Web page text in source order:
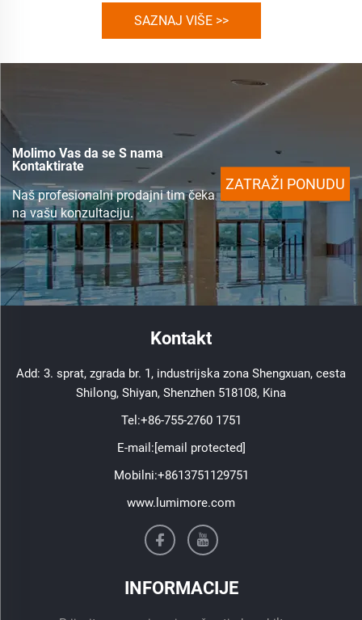
SAZNAJ VIŠE >>
Molimo Vas da se S nama
Kontaktirate
Naš profesionalni prodajni tim čeka
na vašu konzultaciju.
ZATRAŽI PONUDU
Kontakt
Add: 3. sprat, zgrada br. 1, industrijska zona Shengxuan, cesta
Shilong, Shiyan, Shenzhen 518108, Kina
Tel:+86-755-2760 1751
E-mail:[email protected]
Mobilni:+8613751129751
www.lumimore.com
INFORMACIJE